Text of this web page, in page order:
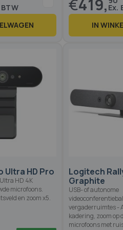
€419,
IN
Ultra HD Pro
HD 4K
microfoons.
en zoom x5.
Logitech
Graphite
USB- of autonome
vergaderruimtes -
kadering, zoom op
microfoons met